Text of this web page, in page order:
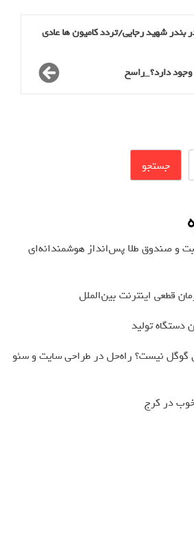
بندر شهید رجایی/تردد کامیون ها عادی
دارد؟_راسخ
جستجو
و صندوق طلا پس‌انداز هوشمندانه‌ای
قطعی اینترنت بین‌الملل
دستگاه تولید
گوگل نیست؟ راه‌حل در طراحی سایت و سئو
در کرج